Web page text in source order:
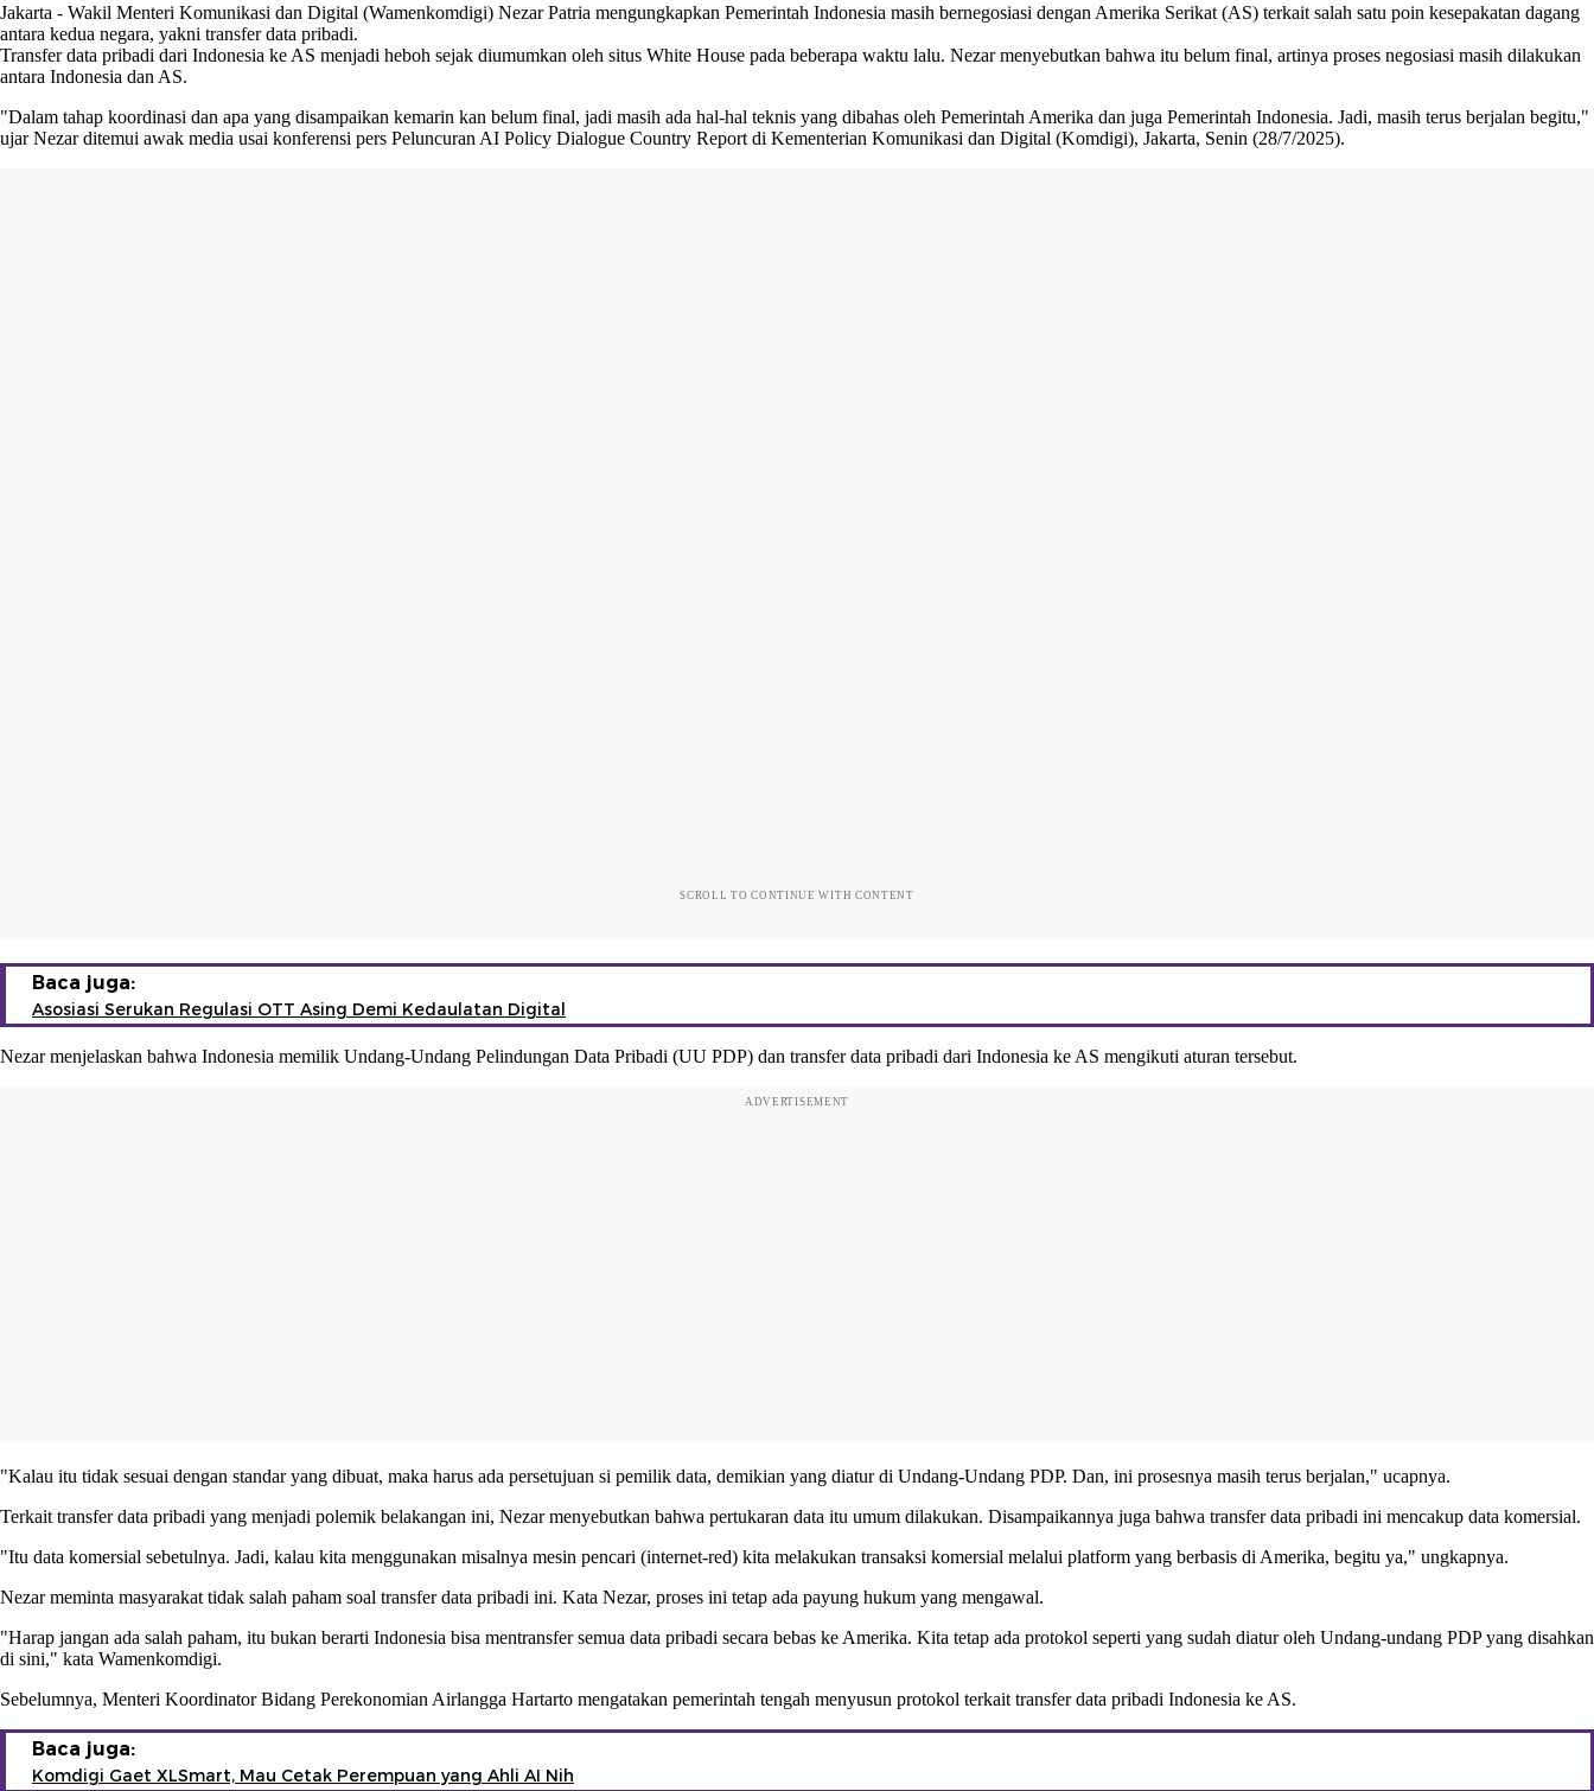
Jakarta - Wakil Menteri Komunikasi dan Digital (Wamenkomdigi) Nezar Patria mengungkapkan Pemerintah Indonesia masih bernegosiasi dengan Amerika Serikat (AS) terkait salah satu poin kesepakatan dagang
antara kedua negara, yakni transfer data pribadi.
Transfer data pribadi dari Indonesia ke AS menjadi heboh sejak diumumkan oleh situs White House pada beberapa waktu lalu. Nezar menyebutkan bahwa itu belum final, artinya proses negosiasi masih dilakukan
antara Indonesia dan AS.
"Dalam tahap koordinasi dan apa yang disampaikan kemarin kan belum final, jadi masih ada hal-hal teknis yang dibahas oleh Pemerintah Amerika dan juga Pemerintah Indonesia. Jadi, masih terus berjalan begitu,"
ujar Nezar ditemui awak media usai konferensi pers Peluncuran AI Policy Dialogue Country Report di Kementerian Komunikasi dan Digital (Komdigi), Jakarta, Senin (28/7/2025).
SCROLL TO CONTINUE WITH CONTENT
Baca juga:
Asosiasi Serukan Regulasi OTT Asing Demi Kedaulatan Digital
Nezar menjelaskan bahwa Indonesia memilik Undang-Undang Pelindungan Data Pribadi (UU PDP) dan transfer data pribadi dari Indonesia ke AS mengikuti aturan tersebut.
ADVERTISEMENT
"Kalau itu tidak sesuai dengan standar yang dibuat, maka harus ada persetujuan si pemilik data, demikian yang diatur di Undang-Undang PDP. Dan, ini prosesnya masih terus berjalan," ucapnya.
Terkait transfer data pribadi yang menjadi polemik belakangan ini, Nezar menyebutkan bahwa pertukaran data itu umum dilakukan. Disampaikannya juga bahwa transfer data pribadi ini mencakup data komersial.
"Itu data komersial sebetulnya. Jadi, kalau kita menggunakan misalnya mesin pencari (internet-red) kita melakukan transaksi komersial melalui platform yang berbasis di Amerika, begitu ya," ungkapnya.
Nezar meminta masyarakat tidak salah paham soal transfer data pribadi ini. Kata Nezar, proses ini tetap ada payung hukum yang mengawal.
"Harap jangan ada salah paham, itu bukan berarti Indonesia bisa mentransfer semua data pribadi secara bebas ke Amerika. Kita tetap ada protokol seperti yang sudah diatur oleh Undang-undang PDP yang disahkan
di sini," kata Wamenkomdigi.
Sebelumnya, Menteri Koordinator Bidang Perekonomian Airlangga Hartarto mengatakan pemerintah tengah menyusun protokol terkait transfer data pribadi Indonesia ke AS.
Baca juga:
Komdigi Gaet XLSmart, Mau Cetak Perempuan yang Ahli AI Nih